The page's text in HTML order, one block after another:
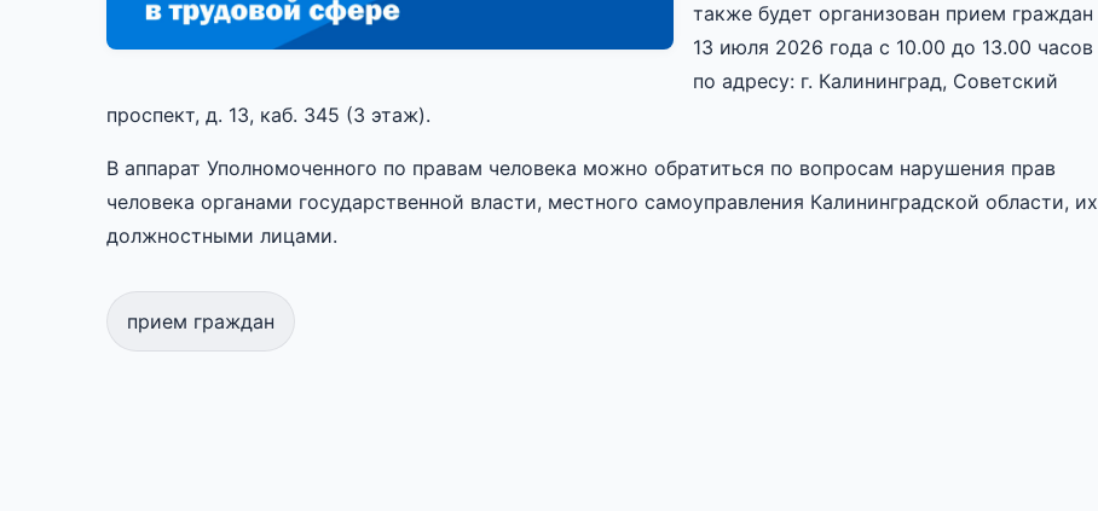
также будет организован прием граждан
13 июля 2026 года с 10.00 до 13.00 часов
по адресу: г. Калининград, Советский
проспект, д. 13, каб. 345 (3 этаж).
В аппарат Уполномоченного по правам человека можно обратиться по вопросам нарушения прав
человека органами государственной власти, местного самоуправления Калининградской области, их
должностными лицами.
прием граждан